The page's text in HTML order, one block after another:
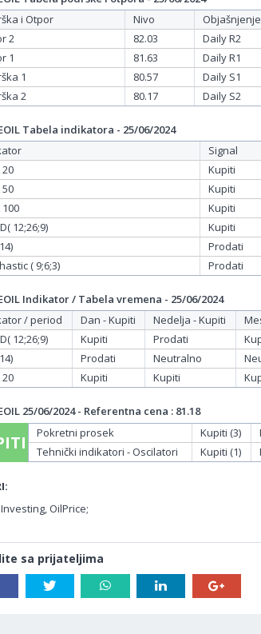
i Otpor
Nivo
Objašnjenje
2
82.03
Daily R2
1
81.63
Daily R1
1
80.57
Daily S1
2
80.17 Daily S2
Tabela indikatora - 25/06/2024
Signal
20
Kupiti
50
Kupiti
100
Kupiti
12;26;9)
Kupiti
Prodati
( 9;6;3)
Prodati
Indikator / Tabela vremena - 25/06/2024
/ period
Dan - Kupiti Nedelja - Kupiti
12;26;9)
Kupiti Prodati
Prodati Neutralno
20
Kupiti Kupiti
25/06/2024 - Referentna cena : 81.18
Pokretni prosek Kupiti (3)
Tehnički indikatori - Oscilatori
Kupiti (1)
Investing, OilPrice;
sa prijateljima